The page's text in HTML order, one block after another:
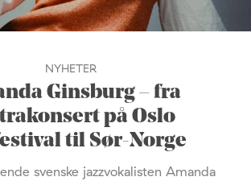
NYHETER
Ginsburg – fra
på Oslo
til Sør-Norge
svenske jazzvokalisten Amanda